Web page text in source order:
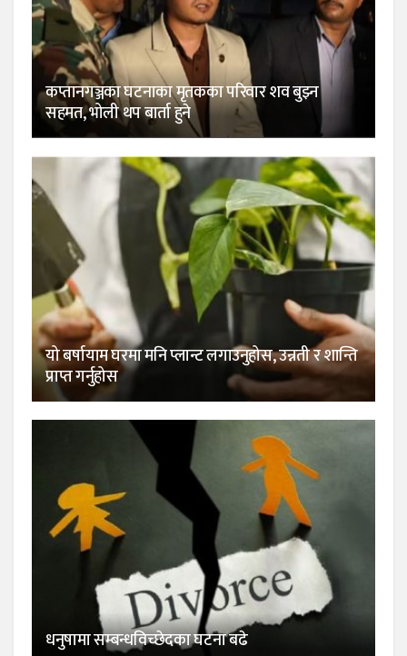
कप्तानगञ्जका घटनाका मृतकका परिवार शव बुझ्न
सहमत, भोली थप बार्ता हुने
यो बर्षायाम घरमा मनि प्लान्ट लगाउनुहोस, उन्नती र शान्ति
प्राप्त गर्नुहोस
धनुषामा सम्बन्धविच्छेदका घटना बढे